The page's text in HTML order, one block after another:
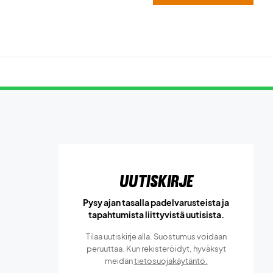
Uutiskirje
Pysy ajan tasalla padelvarusteista ja
tapahtumista liittyvistä uutisista.
Tilaa uutiskirje alla. Suostumus voidaan
peruuttaa. Kun rekisteröidyt, hyväksyt
meidäntietosuojakäytäntö.